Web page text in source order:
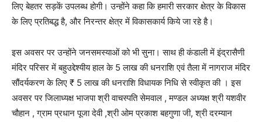
लिए बेहतर सड़कें उपलब्ध होगी। उन्होंने कहा कि हमारी सरकार क्षेत्र के विकास
के लिए प्रतिबद्ध है, और निरन्तर क्षेत्र में विकासकार्य किये जा रहे है।
इस अवसर पर उन्होंने जनसमस्याओं को भी सुना। साथ ही कंडाली में इंद्रासैणी
मंदिर परिसर में बहुउद्देश्यीय हाल के 5 लाख की धनराशि एवं तैला में नागराज मंदिर
सौंदर्यकरण के लिए ₹ 5 लाख की धनराशि विधायक निधि से स्वीकृत की । इस
अवसर पर जिलाध्यक्ष भाजपा श्री वाचस्पति सेमवाल , मण्डल अध्यक्ष श्री यशवीर
चौहान , ग्राम प्रधान पूजा देवी ,श्री ओम प्रकाश बहगुणा जी, श्री दरम्यान